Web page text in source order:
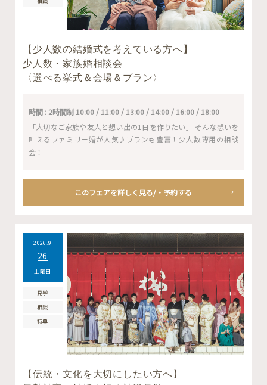
【少人数の結婚式を考えている方へ】
少人数・家族婚相談会
〈選べる挙式＆会場＆プラン〉
時間 : 2時間制 10:00 / 11:00 / 13:00 / 14:00 / 16:00 / 18:00
「大切なご家族や友人と想い出の1日を作りたい」 そんな想いを
叶えるファミリー婚が人気♪プランも豊富！少人数専用の相談
会！
このフェアを詳しく見る/・予約する
2026.9
26
土曜日
見学
相談
特典
【伝統・文化を大切にしたい方へ】